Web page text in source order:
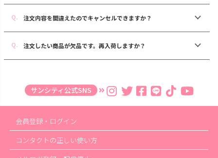
注文内容を間違えたのでキャンセルできますか？
注文したい商品が欠品です。再入荷しますか？
サンシティ公式SNS
会員登録・ログイン
コンタクトの正しい使い方